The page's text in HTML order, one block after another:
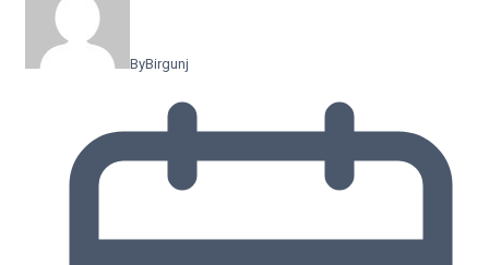
ByBirgunj